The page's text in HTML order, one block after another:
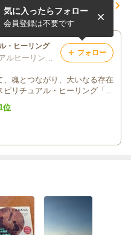
虫嫌いを浄化してみた
ら、、、
・ヒーリング
魂を浄化するスピリチュアルヒーリング 上田佳穂
魂とつながり、大いなる存在
リチュアル・ヒーリング「ソ
、魂を輝かせられますように
気に入ったらフォロー
会員登録は不要です
フォロー
位